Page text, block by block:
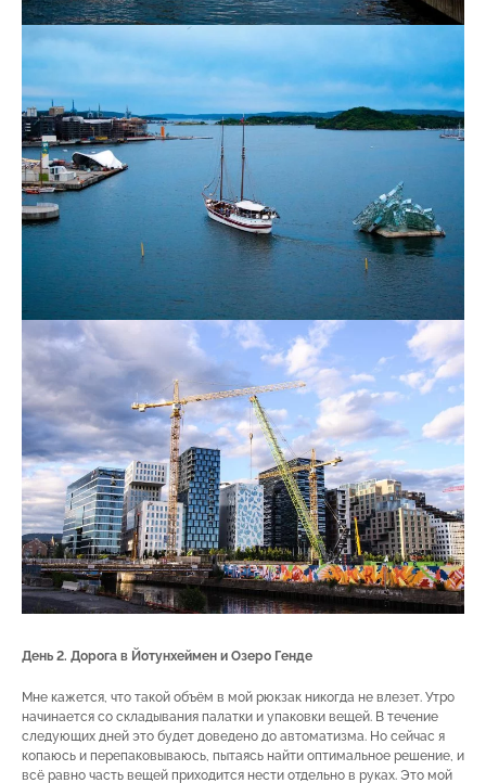
День 2. Дорога в Йотунхеймен и Озеро Генде
Мне кажется, что такой объём в мой рюкзак никогда не влезет. Утро
начинается со складывания палатки и упаковки вещей. В течение
следующих дней это будет доведено до автоматизма. Но сейчас я
копаюсь и перепаковываюсь, пытаясь найти оптимальное решение, и
всё равно часть вещей приходится нести отдельно в руках. Это мой